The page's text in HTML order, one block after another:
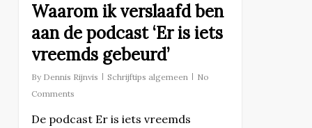
Waarom ik verslaafd ben
aan de podcast ‘Er is iets
vreemds gebeurd’
By Dennis Rijnvis Schrijftips algemeen
No
Comments
De podcast Er is iets vreemds